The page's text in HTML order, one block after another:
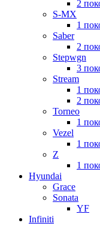
2
S-MX
1
Saber
2
Stepwgn
3
Stream
1
2
Torneo
1
Vezel
1
Z
1
Hyundai
Grace
Sonata
YF
Infiniti